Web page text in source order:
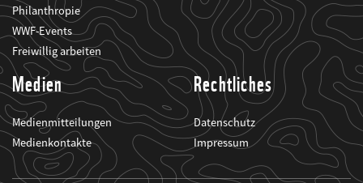
Philanthropie
WWF-Events
Freiwillig arbeiten
Medien
Medienmitteilungen
Medienkontakte
Rechtliches
Datenschutz
Impressum